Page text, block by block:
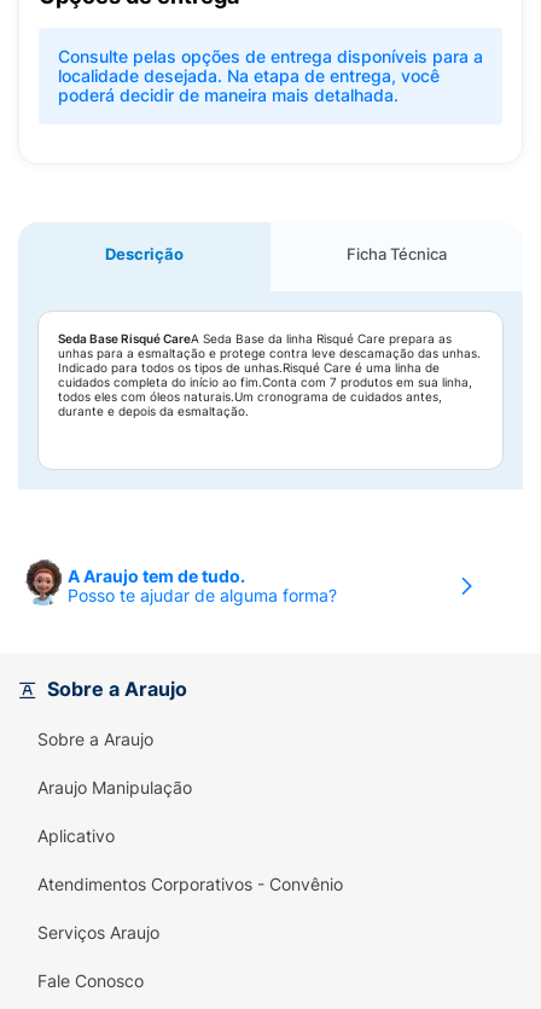
Consulte pelas opções de entrega disponíveis para a
localidade desejada. Na etapa de entrega, você
poderá decidir de maneira mais detalhada.
Descrição Ficha Técnica
Seda Base Risqué CareA Seda Base da linha Risqué Care prepara as
unhas para a esmaltação e protege contra leve descamação das unhas.
Indicado para todos os tipos de unhas.Risqué Care é uma linha de
cuidados completa do início ao fim.Conta com 7 produtos em sua linha,
todos eles com óleos naturais.Um cronograma de cuidados antes,
durante e depois da esmaltação.
A Araujo tem de tudo.
Posso te ajudar de alguma forma?
Sobre a Araujo
Sobre a Araujo
Araujo Manipulação
Aplicativo
Atendimentos Corporativos - Convênio
Serviços Araujo
Fale Conosco